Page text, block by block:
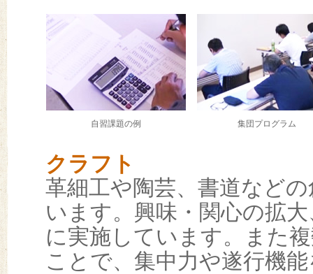
自習課題の例 集団プログラム
クラフト
革細工や陶芸、書道など
います。興味・関心の拡
に実施しています。また
ことで、集中力や遂行機